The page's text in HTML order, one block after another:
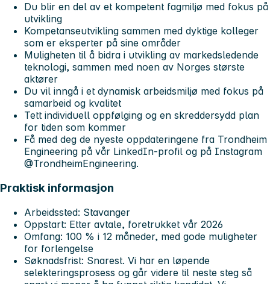
Du blir en del av et kompetent fagmiljø med fokus på
utvikling
Kompetanseutvikling sammen med dyktige kolleger
som er eksperter på sine områder
Muligheten til å bidra i utvikling av markedsledende
teknologi, sammen med noen av Norges største
aktører
Du vil inngå i et dynamisk arbeidsmiljø med fokus på
samarbeid og kvalitet
Tett individuell oppfølging og en skreddersydd plan
for tiden som kommer
Få med deg de nyeste oppdateringene fra Trondheim
Engineering på vår LinkedIn-profil og på Instagram
@TrondheimEngineering.
Praktisk informasjon
Arbeidssted: Stavanger
Oppstart: Etter avtale, foretrukket vår 2026
Omfang: 100 % i 12 måneder, med gode muligheter
for forlengelse
Søknadsfrist: Snarest. Vi har en løpende
selekteringsprosess og går videre til neste steg så